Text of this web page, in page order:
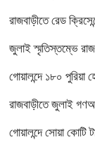
রাজবাড়ীতে রেড
জুলাই স্মৃতিস্তম্ভে
গোয়ালন্দে ১৮০ পুরিয়া
রাজবাড়ীতে জুলাই
গোয়ালন্দে সোয়া